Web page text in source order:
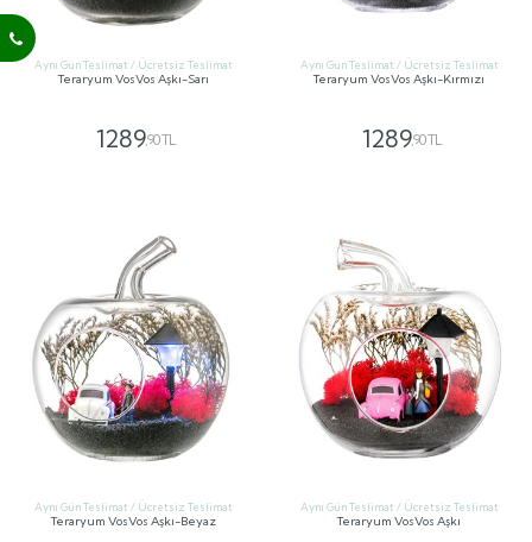
Aynı Gün Teslimat / Ücretsiz Teslimat
Teraryum VosVos Aşkı-Sarı
1289,90 TL
Aynı Gün Teslimat / Ücretsiz Teslimat
Teraryum VosVos Aşkı-Kırmızı
1289,90 TL
Aynı Gün Teslimat / Ücretsiz Teslimat
Teraryum VosVos Aşkı-Beyaz
Aynı Gün Teslimat / Ücretsiz Teslimat
Teraryum VosVos Aşkı